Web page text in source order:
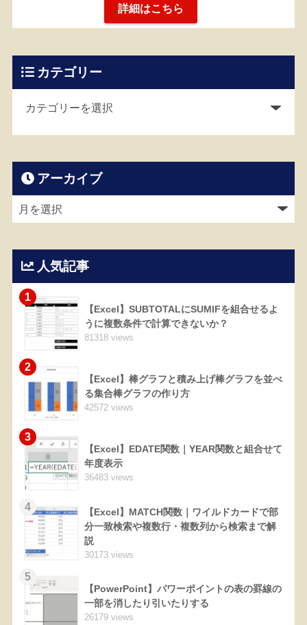
詳細はこちら
カテゴリー
アーカイブ
人気記事
1
【Excel】SUBTOTALにSUMIFを組合せるよ
うに複数条件で計算できないか？
81318 views
2
【Excel】棒グラフと積み上げ棒グラフを並べ
る集合棒グラフの作り方
42572 views
3
【Excel】EDATE関数｜YEAR関数と組合せて
年度表示
36483 views
4
【Excel】MATCH関数｜ワイルドカードで部
分一致検索や複数行・複数列から検索まで解
説
30173 views
5
【PowerPoint】パワーポイントの表の罫線の
一部を消したり引いたりする
26179 views